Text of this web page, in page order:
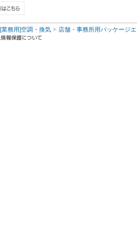
[業務用]空調・換気 店舗・事務所用パッケージ